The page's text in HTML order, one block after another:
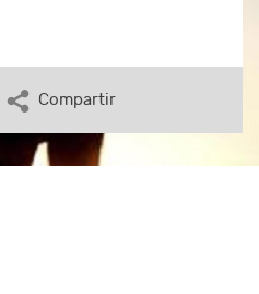
Compartir